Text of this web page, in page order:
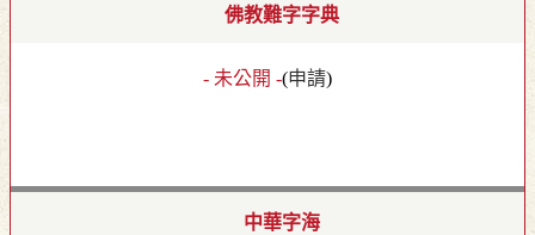
佛教難字字典
- 未公開 -(申請)
中華字海